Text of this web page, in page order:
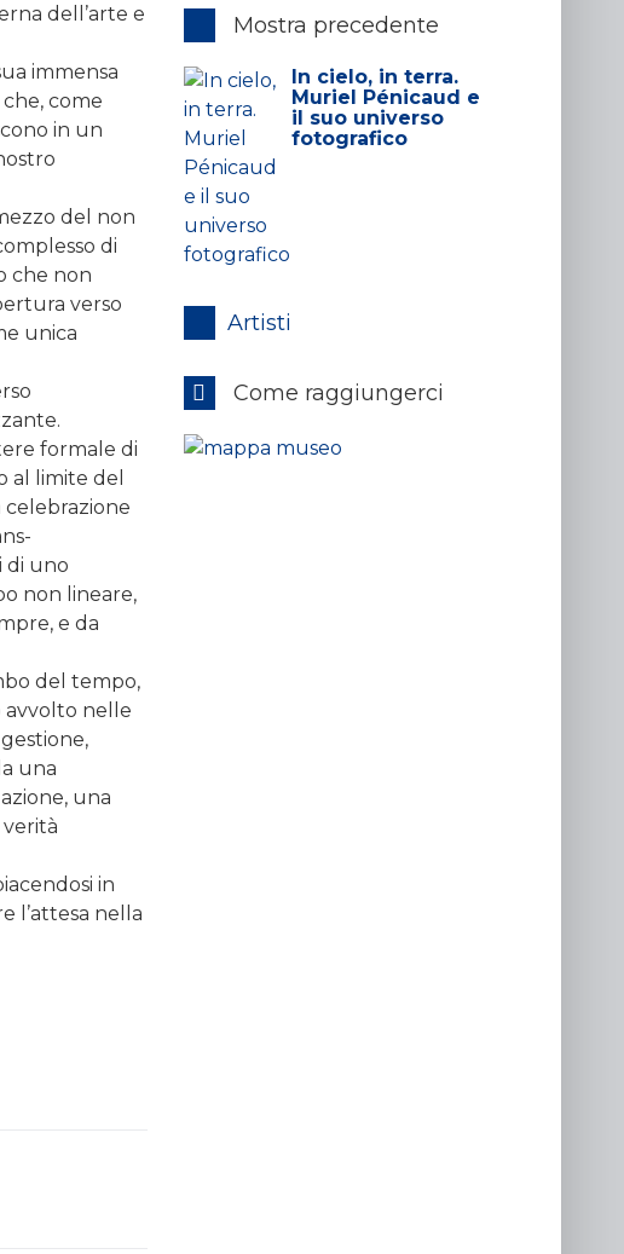
dell’arte e
immensa
come
in un
del non
di
che non
verso
unica
formale di
al limite del
celebrazione
di uno
non lineare,
e da
del tempo,
avvolto nelle
una
una
in
l’attesa nella
Mostra precedente
In cielo, in terra.
Muriel Pénicaud e
il suo universo
fotografico
Artisti
Come raggiungerci